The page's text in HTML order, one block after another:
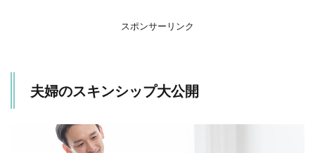
スポンサーリンク
夫婦のスキンシップ大公開